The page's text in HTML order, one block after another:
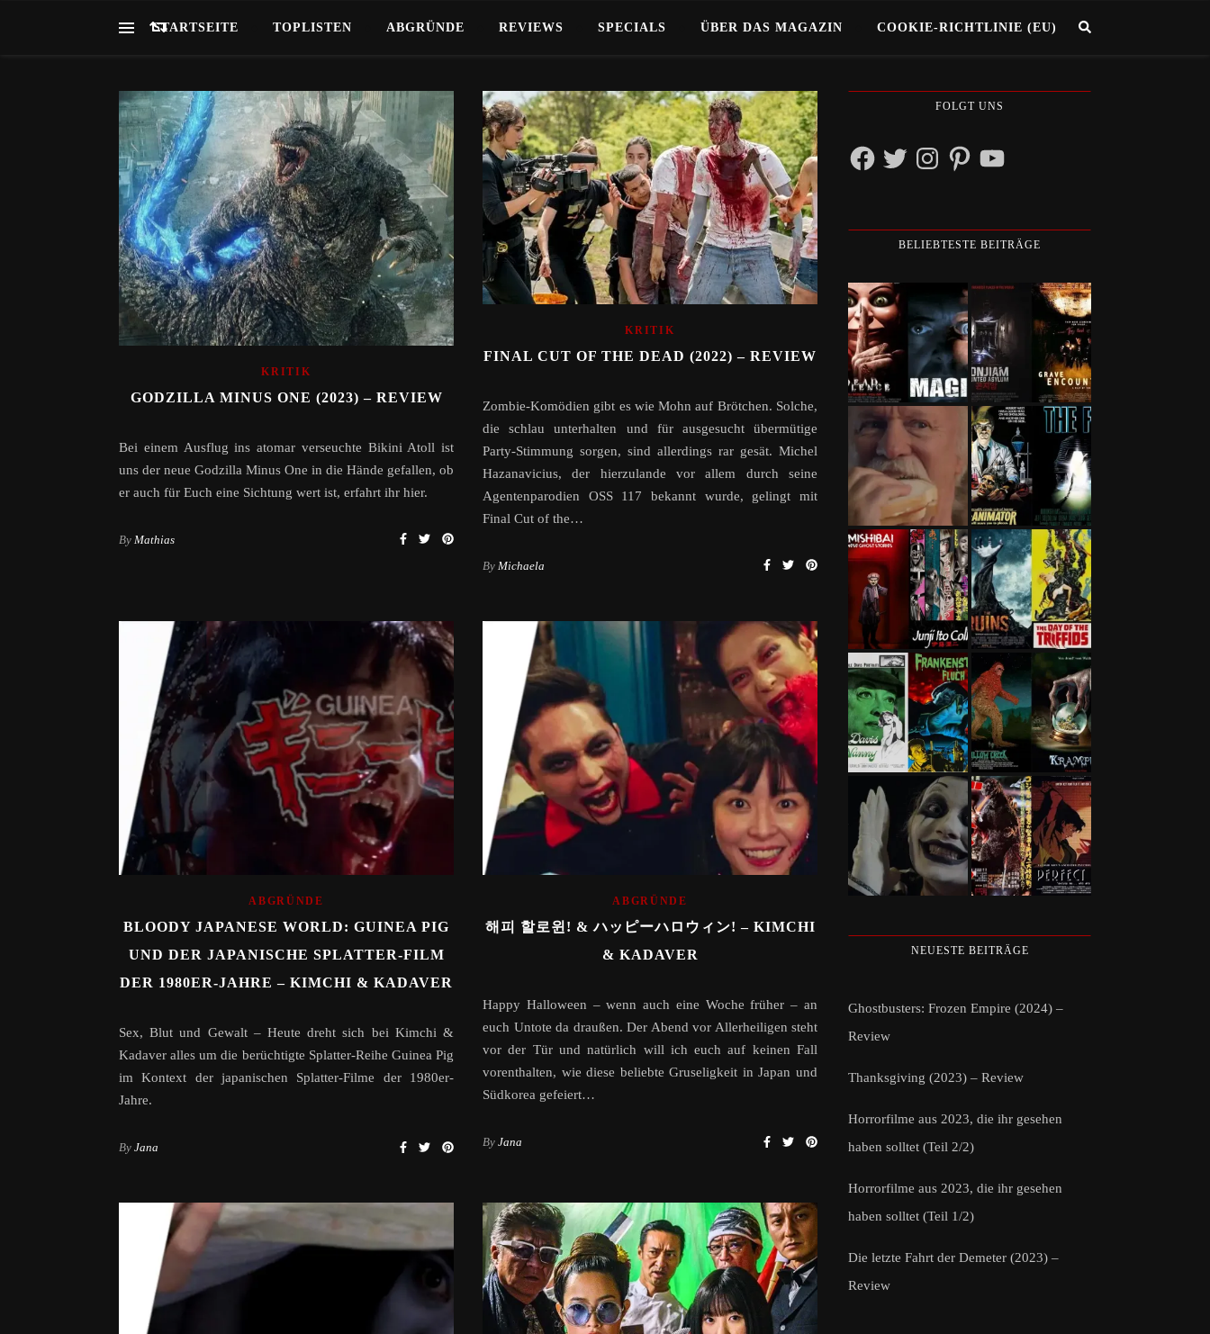
STARTSEITE TOPLISTEN ABGRÜNDE REVIEWS SPECIALS ÜBER DAS MAGAZIN COOKIE-RICHTLINIE (EU)
KRITIK
GODZILLA MINUS ONE (2023) – REVIEW
Bei einem Ausflug ins atomar verseuchte Bikini Atoll ist
uns der neue Godzilla Minus One in die Hände gefallen, ob
er auch für Euch eine Sichtung wert ist, erfahrt ihr hier.
By Mathias
KRITIK
FINAL CUT OF THE DEAD (2022) – REVIEW
Zombie-Komödien gibt es wie Mohn auf Brötchen. Solche,
die schlau unterhalten und für ausgesucht übermütige
Party-Stimmung sorgen, sind allerdings rar gesät. Michel
Hazanavicius, der hierzulande vor allem durch seine
Agentenparodien OSS 117 bekannt wurde, gelingt mit
Final Cut of the…
By Michaela
ABGRÜNDE
BLOODY JAPANESE WORLD: GUINEA PIG
UND DER JAPANISCHE SPLATTER-FILM
DER 1980ER-JAHRE – KIMCHI & KADAVER
Sex, Blut und Gewalt – Heute dreht sich bei Kimchi &
Kadaver alles um die berüchtigte Splatter-Reihe Guinea Pig
im Kontext der japanischen Splatter-Filme der 1980er-
Jahre.
By Jana
ABGRÜNDE
해피 할로윈! & ハッピーハロウィン! – KIMCHI
& KADAVER
Happy Halloween – wenn auch eine Woche früher – an
euch Untote da draußen. Der Abend vor Allerheiligen steht
vor der Tür und natürlich will ich euch auf keinen Fall
vorenthalten, wie diese beliebte Gruseligkeit in Japan und
Südkorea gefeiert…
By Jana
FOLGT UNS
FacebookTwitterInstagramPinterestYouTube
BELIEBTESTE BEITRÄGE
NEUESTE BEITRÄGE
Ghostbusters: Frozen Empire (2024) –
Review
Thanksgiving (2023) – Review
Horrorfilme aus 2023, die ihr gesehen
haben solltet (Teil 2/2)
Horrorfilme aus 2023, die ihr gesehen
haben solltet (Teil 1/2)
Die letzte Fahrt der Demeter (2023) –
Review